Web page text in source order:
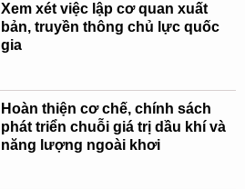
Xem xét việc lập cơ quan xuất
bản, truyền thông chủ lực quốc
gia
Hoàn thiện cơ chế, chính sách
phát triển chuỗi giá trị dầu khí và
năng lượng ngoài khơi